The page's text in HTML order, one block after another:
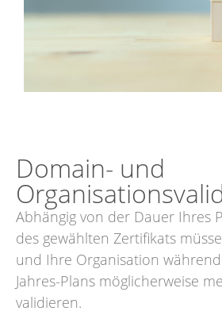
Domain- und
Abhängig von der Dauer Ihres
des gewählten Zertifikats
und Ihre Organisation
Jahres-Plans möglicherweise
validieren.